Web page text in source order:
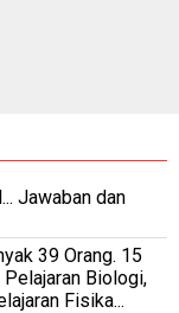
Jawaban dan
39 Orang. 15
Biologi,
Fisika...